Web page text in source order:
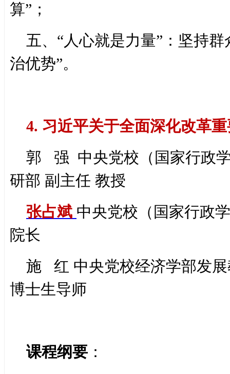
算”；
五、“人心就是力量”：坚持
治优势”。
4. 习近平关于全面深化改革
郭 强 中央党校（国家行政
研部 副主任 教授
张占斌 中央党校（国家行政
院长
施 红 中央党校经济学部发
博士生导师
课程纲要 ：